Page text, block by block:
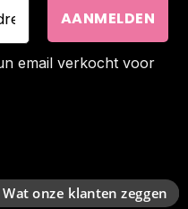
email verkocht voor
Wat onze klanten zeggen